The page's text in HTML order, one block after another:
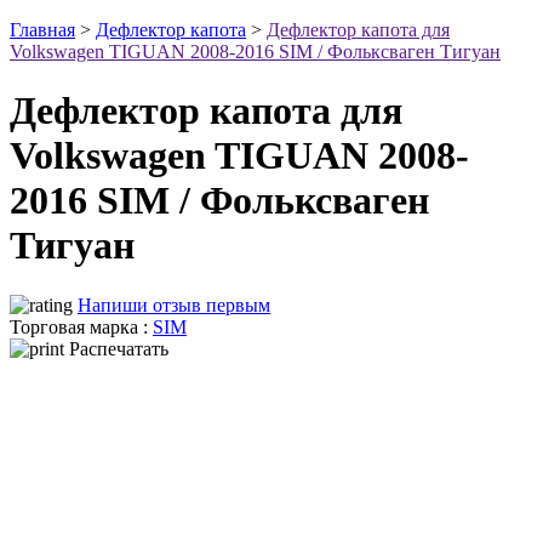
Главная > Дефлектор капота > Дефлектор капота для
Volkswagen TIGUAN 2008-2016 SIM / Фольксваген Тигуан
Дефлектор капота для
Volkswagen TIGUAN 2008-
2016 SIM / Фольксваген
Тигуан
Напиши отзыв первым
Торговая марка : SIM
Распечатать